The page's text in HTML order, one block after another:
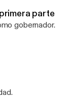
parte
gobernador.